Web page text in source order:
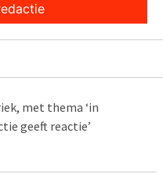
met thema ‘in
geeft reactie’